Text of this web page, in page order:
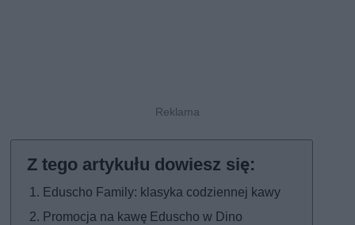
Eduscho Family: klasyka codziennej kawy
Promocja na kawę Eduscho w Dino